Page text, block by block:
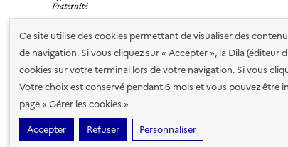
Ce site utilise des cookies permettant de visualiser des
de navigation. Si vous cliquez sur « Accepter », la Dila (éditeur
cookies sur votre terminal lors de votre navigation. Si vous
Votre choix est conservé pendant 6 mois et vous pouvez
page « Gérer les cookies »
Accepter
Refuser Personnaliser
Nos partenaires
Plan du site Accessibilité : totalement conforme
cookies